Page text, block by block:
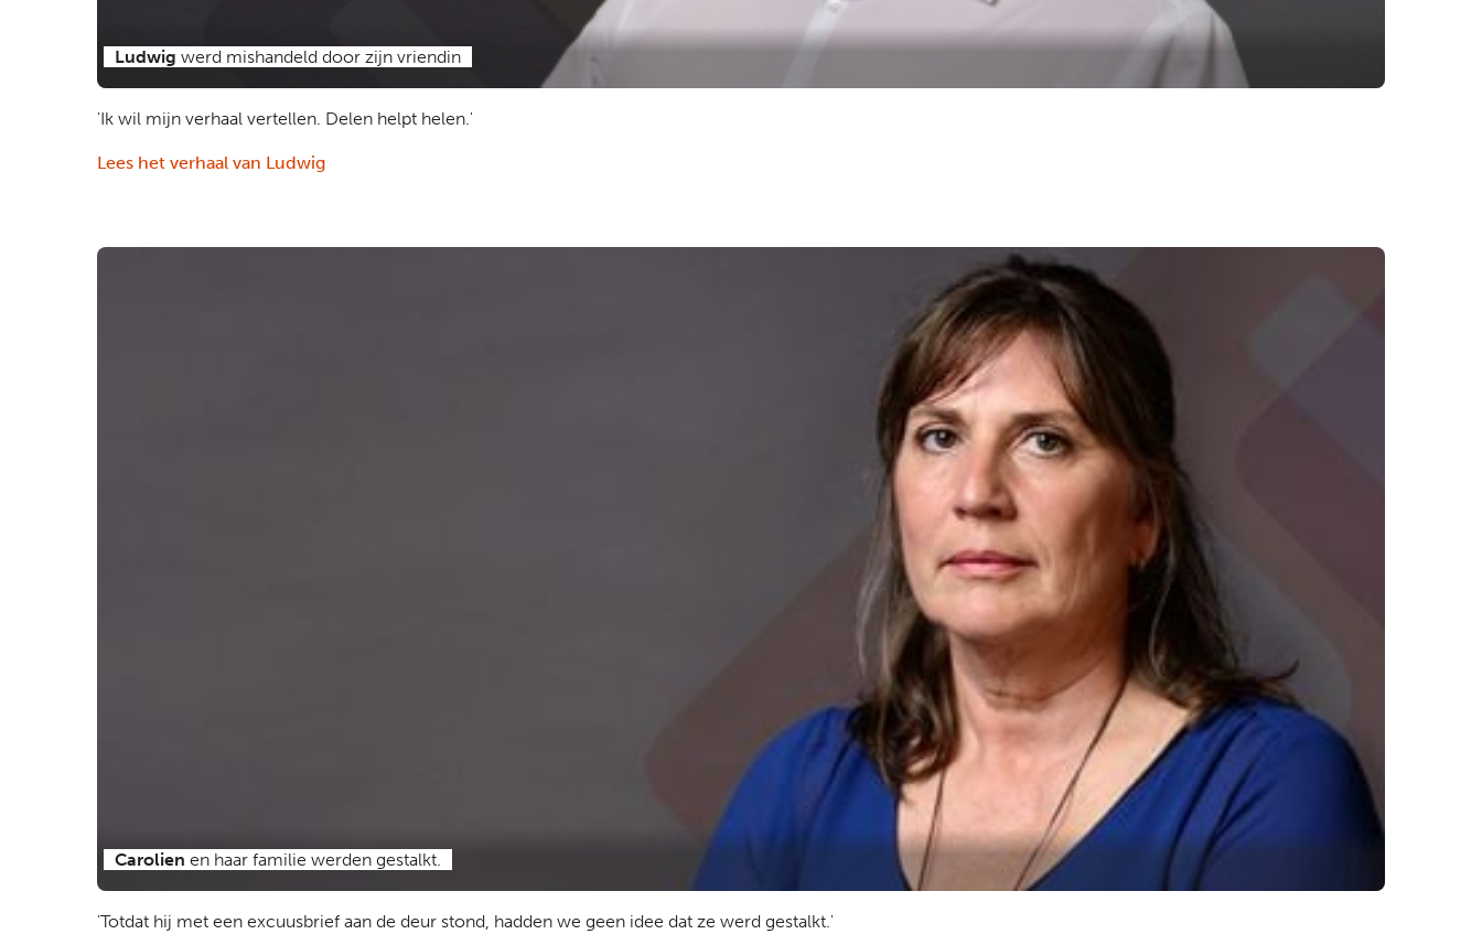
Ludwig werd mishandeld door zijn vriendin
'Ik wil mijn verhaal vertellen. Delen helpt helen.'
Lees het verhaal van Ludwig
Carolien en haar familie werden gestalkt.
'Totdat hij met een excuusbrief aan de deur stond, hadden we geen idee dat ze werd gestalkt.'